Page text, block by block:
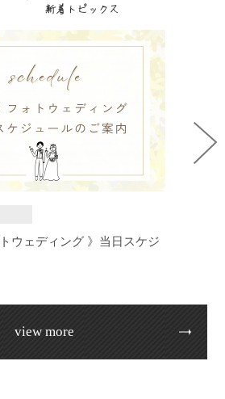
新着トピックス
ングに関するお知らせ
view more